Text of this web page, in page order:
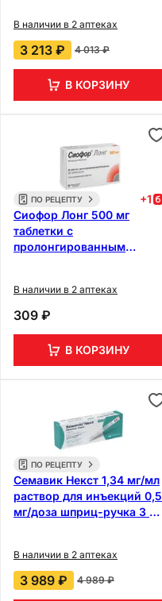
В наличии в 2 аптеках
3 213 ₽ 4 013 ₽
В КОРЗИНУ
ПО РЕЦЕПТУ +1
Сиофор Лонг 500 мг
таблетки с
пролонгированным
В наличии в 2 аптеках
309 ₽
В КОРЗИНУ
ПО РЕЦЕПТУ
Семавик Некст 1,34 мг/мл
раствор для инъекций 0,5
мг/доза шприц-ручка 3 мл
В наличии в 2 аптеках
3 989 ₽ 4 989 ₽